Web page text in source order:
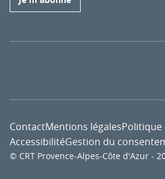
© CRT Provence-Alpes-Côte d'Azur -
ContactMentions légales
AccessibilitéGestion du